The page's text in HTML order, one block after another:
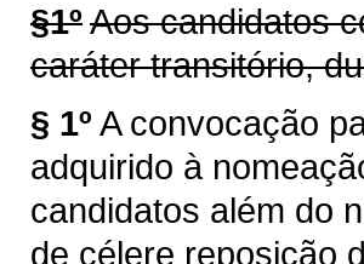
§1ºAos candidatos
caráter transitório,
§ 1º A convocação
adquirido à
candidatos além do
de célere reposição